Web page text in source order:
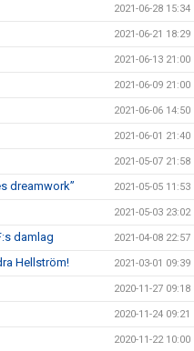
2021-06-28 15:34
2021-06-21 18:29
2021-06-13 21:00
2021-06-09 21:00
2021-06-06 14:50
2021-06-01 21:40
2021-05-07 21:58
dreamwork” 2021-05-05 11:53
2021-05-03 23:02
damlag 2021-04-08 22:57
Hellström! 2021-03-01 09:39
2020-11-27 09:18
2020-11-24 09:21
2020-11-22 10:00